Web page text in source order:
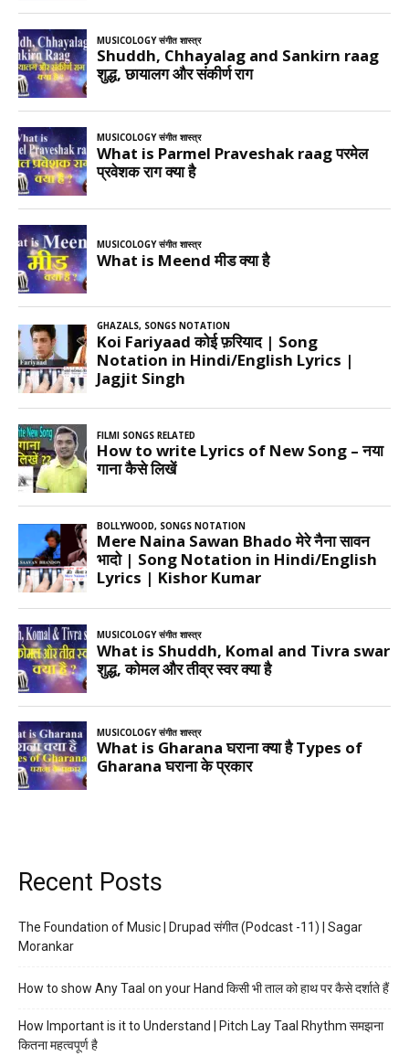
Recent Posts
The Foundation of Music | Drupad संगीत (Podcast -11) | Sagar
Morankar
How to show Any Taal on your Hand किसी भी ताल को हाथ पर कैसे दर्शाते हैं
How Important is it to Understand | Pitch Lay Taal Rhythm समझना
कितना महत्वपूर्ण है